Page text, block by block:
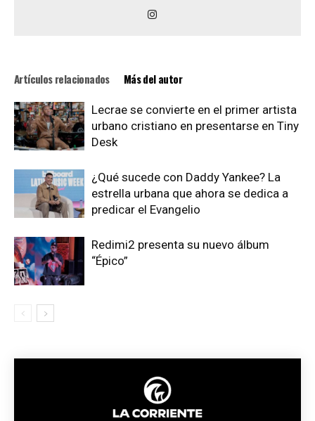
Artículos relacionados Más del autor
Lecrae se convierte en el primer artista
urbano cristiano en presentarse en Tiny
Desk
¿Qué sucede con Daddy Yankee? La
estrella urbana que ahora se dedica a
predicar el Evangelio
Redimi2 presenta su nuevo álbum
“Épico”